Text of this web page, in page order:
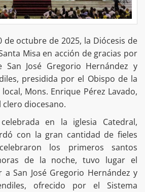
de octubre de 2025, la Diócesis de
Misa en acción de gracias por
San José Gregorio Hernández y
presidida por el Obispo de la
Mons. Enrique Pérez Lavado,
diocesano.
en la iglesia Catedral,
con la gran cantidad de fieles
los primeros santos
de la noche, tuvo lugar el
San José Gregorio Hernández y
ofrecido por el Sistema